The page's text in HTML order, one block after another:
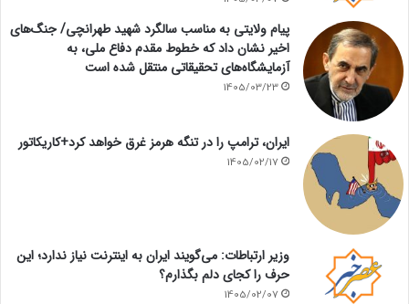
پیام ولایتی به مناسب سالگرد شهید طهرانچی/ جنگ‌های
اخیر نشان داد که خطوط مقدم دفاع ملی، به
آزمایشگاه‌های تحقیقاتی منتقل شده است
1405/03/23
ایران، ترامپ را در تنگه هرمز غرق خواهد کرد+کاریکاتور
1405/02/17
وزیر ارتباطات: می‌گویند ایران به اینترنت نیاز ندارد؛ این
حرف را کجای دلم بگذارم؟
1405/02/07